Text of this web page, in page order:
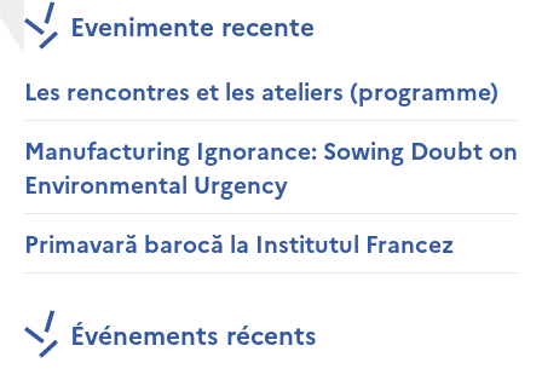
Evenimente recente
Les rencontres et les ateliers (programme)
Manufacturing Ignorance: Sowing Doubt on
Environmental Urgency
Primavară barocă la Institutul Francez
Événements récents